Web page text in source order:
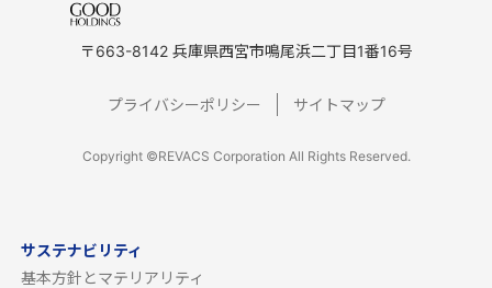
〒663-8142 兵庫県西宮市鳴尾浜二丁目1番16号
プライバシーポリシー サイトマップ
Copyright ©REVACS Corporation All Rights Reserved.
サステナビリティ
基本方針とマテリアリティ